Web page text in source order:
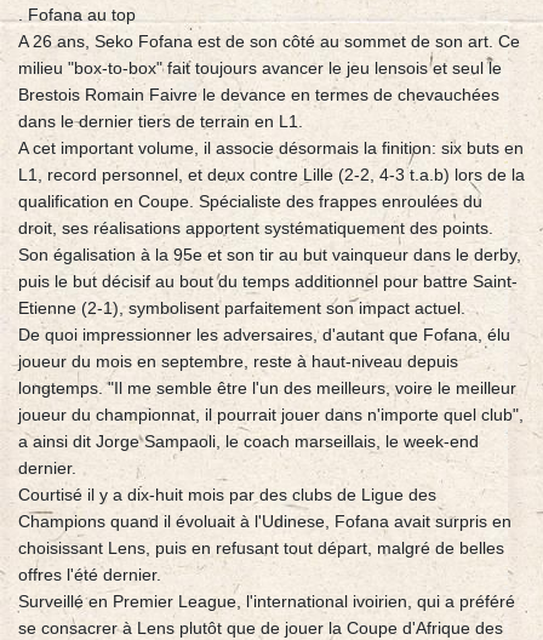
. Fofana au top
A 26 ans, Seko Fofana est de son côté au sommet de son art. Ce
milieu "box-to-box" fait toujours avancer le jeu lensois et seul le
Brestois Romain Faivre le devance en termes de chevauchées
dans le dernier tiers de terrain en L1.
A cet important volume, il associe désormais la finition: six buts en
L1, record personnel, et deux contre Lille (2-2, 4-3 t.a.b) lors de la
qualification en Coupe. Spécialiste des frappes enroulées du
droit, ses réalisations apportent systématiquement des points.
Son égalisation à la 95e et son tir au but vainqueur dans le derby,
puis le but décisif au bout du temps additionnel pour battre Saint-
Etienne (2-1), symbolisent parfaitement son impact actuel.
De quoi impressionner les adversaires, d'autant que Fofana, élu
joueur du mois en septembre, reste à haut-niveau depuis
longtemps. "Il me semble être l'un des meilleurs, voire le meilleur
joueur du championnat, il pourrait jouer dans n'importe quel club",
a ainsi dit Jorge Sampaoli, le coach marseillais, le week-end
dernier.
Courtisé il y a dix-huit mois par des clubs de Ligue des
Champions quand il évoluait à l'Udinese, Fofana avait surpris en
choisissant Lens, puis en refusant tout départ, malgré de belles
offres l'été dernier.
Surveillé en Premier League, l'international ivoirien, qui a préféré
se consacrer à Lens plutôt que de jouer la Coupe d'Afrique des